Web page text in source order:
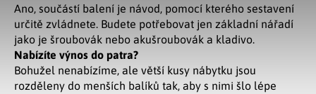
Ano, součástí balení je návod, pomocí kterého sestavení
určitě zvládnete. Budete potřebovat jen základní nářadí
jako je šroubovák nebo akušroubovák a kladivo.
Nabízíte výnos do patra?
Bohužel nenabízíme, ale větší kusy nábytku jsou
rozděleny do menších balíků tak, aby s nimi šlo lépe